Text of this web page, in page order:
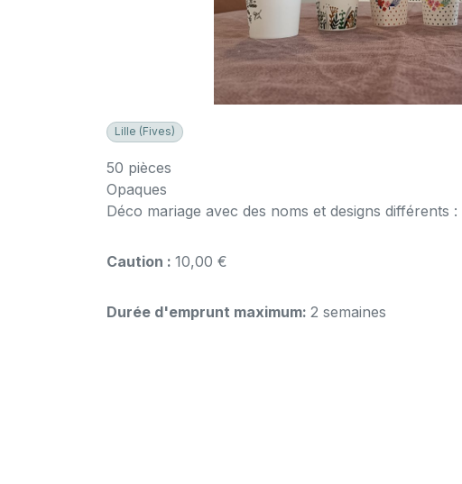
Lille (Fives)
50 pièces
Opaques
Déco mariage avec des noms et designs différents :
Caution : 10,00 €
Durée d'emprunt maximum: 2 semaines